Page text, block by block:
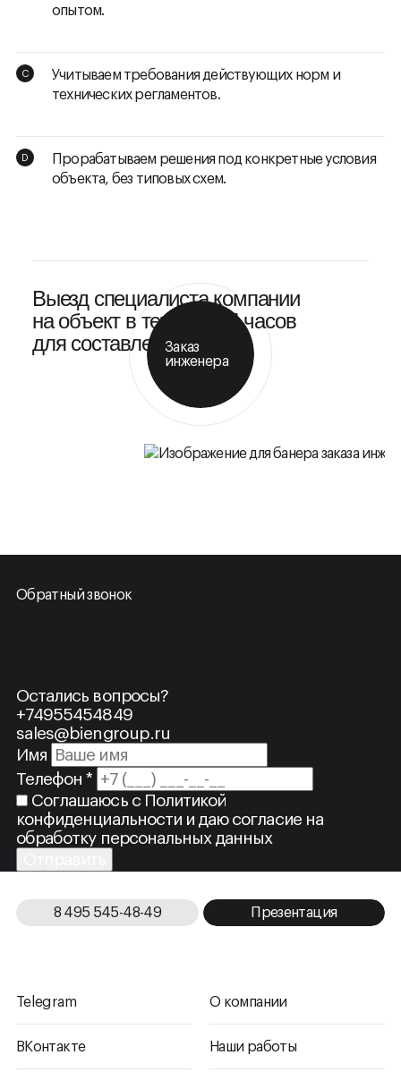
опытом.
Учитываем требования действующих норм и
технических регламентов.
Прорабатываем решения под конкретные условия
объекта, без типовых схем.
Выезд специалиста компании
на объект в течение 24 часов
для составления КП
Заказ
инженера
Обратный звонок
Остались вопросы?
+74955454849
sales@biengroup.ru
Имя
Телефон *
Соглашаюсь с Политикой
конфиденциальностии даю согласие на
обработку персональных данных
8 495 545-48-49 Презентация
Telegram
ВКонтакте
О компании
Наши работы